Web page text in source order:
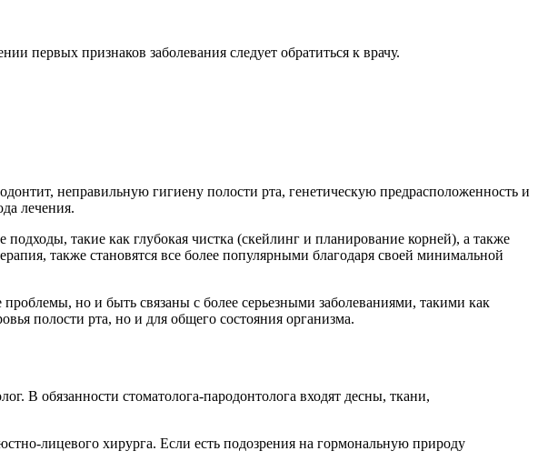
первых признаков заболевания следует обратиться к врачу.
неправильную гигиену полости рта, генетическую предрасположенность и
лечения.
такие как глубокая чистка (скейлинг и планирование корней), а также
также становятся все более популярными благодаря своей минимальной
но и быть связаны с более серьезными заболеваниями, такими как
полости рта, но и для общего состояния организма.
В обязанности стоматолога-пародонтолога входят десны, ткани,
лицевого хирурга. Если есть подозрения на гормональную природу